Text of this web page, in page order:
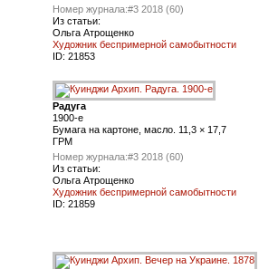
Номер журнала:#3 2018 (60)
Из статьи:
Ольга Атрощенко
Художник беспримерной самобытности
ID: 21853
Радуга
1900-е
Бумага на картоне, масло. 11,3 × 17,7
ГРМ
Номер журнала:#3 2018 (60)
Из статьи:
Ольга Атрощенко
Художник беспримерной самобытности
ID: 21859